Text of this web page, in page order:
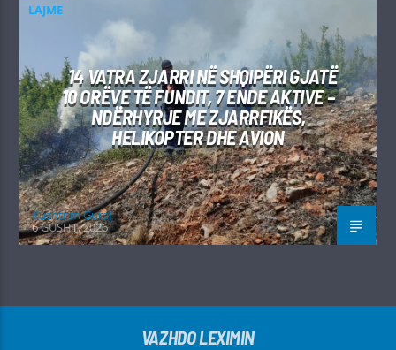
LAJME
14 VATRA ZJARRI NË SHQIPËRI GJATË
10 ORËVE TË FUNDIT, 7 ENDE AKTIVE –
NDËRHYRJE ME ZJARRFIKËS,
HELIKOPTER DHE AVION
Kushtrim Guraj
6 GUSHT, 2026
VAZHDO LEXIMIN